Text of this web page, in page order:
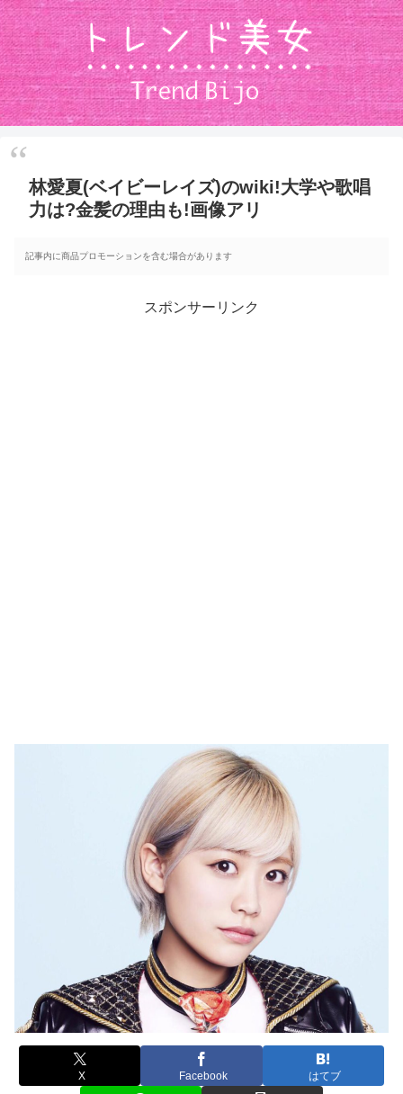
林愛夏(ベイビーレイズ)のwiki!大学や歌唱
力は?金髪の理由も!画像アリ
記事内に商品プロモーションを含む場合があります
スポンサーリンク
X Facebook はてブ